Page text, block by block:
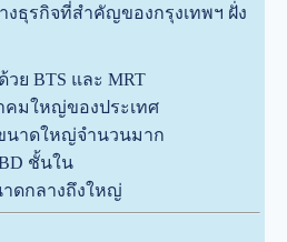
ธุรกิจที่สำคัญของกรุงเทพฯ ฝั่ง
ย BTS และ MRT
มใหญ่ของประเทศ
นาดใหญ่จำนวนมาก
ชั้นใน
ดกลางถึงใหญ่